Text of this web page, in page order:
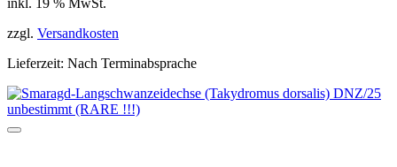
war:
ist:
inkl. 19 % MwSt.
zzgl. Versandkosten
Lieferzeit: Nach Terminabsprache